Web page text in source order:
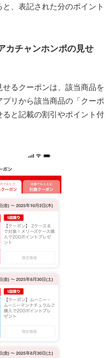
、表記された分のポイント
カチャンホンポの見せ
るクーポンは、該当商品を
リから該当商品の「クーポ
と記載の割引やポイント付